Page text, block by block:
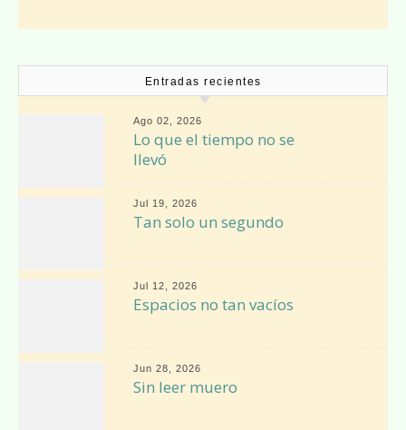
Entradas recientes
Ago 02, 2026
Lo que el tiempo no se
llevó
Jul 19, 2026
Tan solo un segundo
Jul 12, 2026
Espacios no tan vacíos
Jun 28, 2026
Sin leer muero